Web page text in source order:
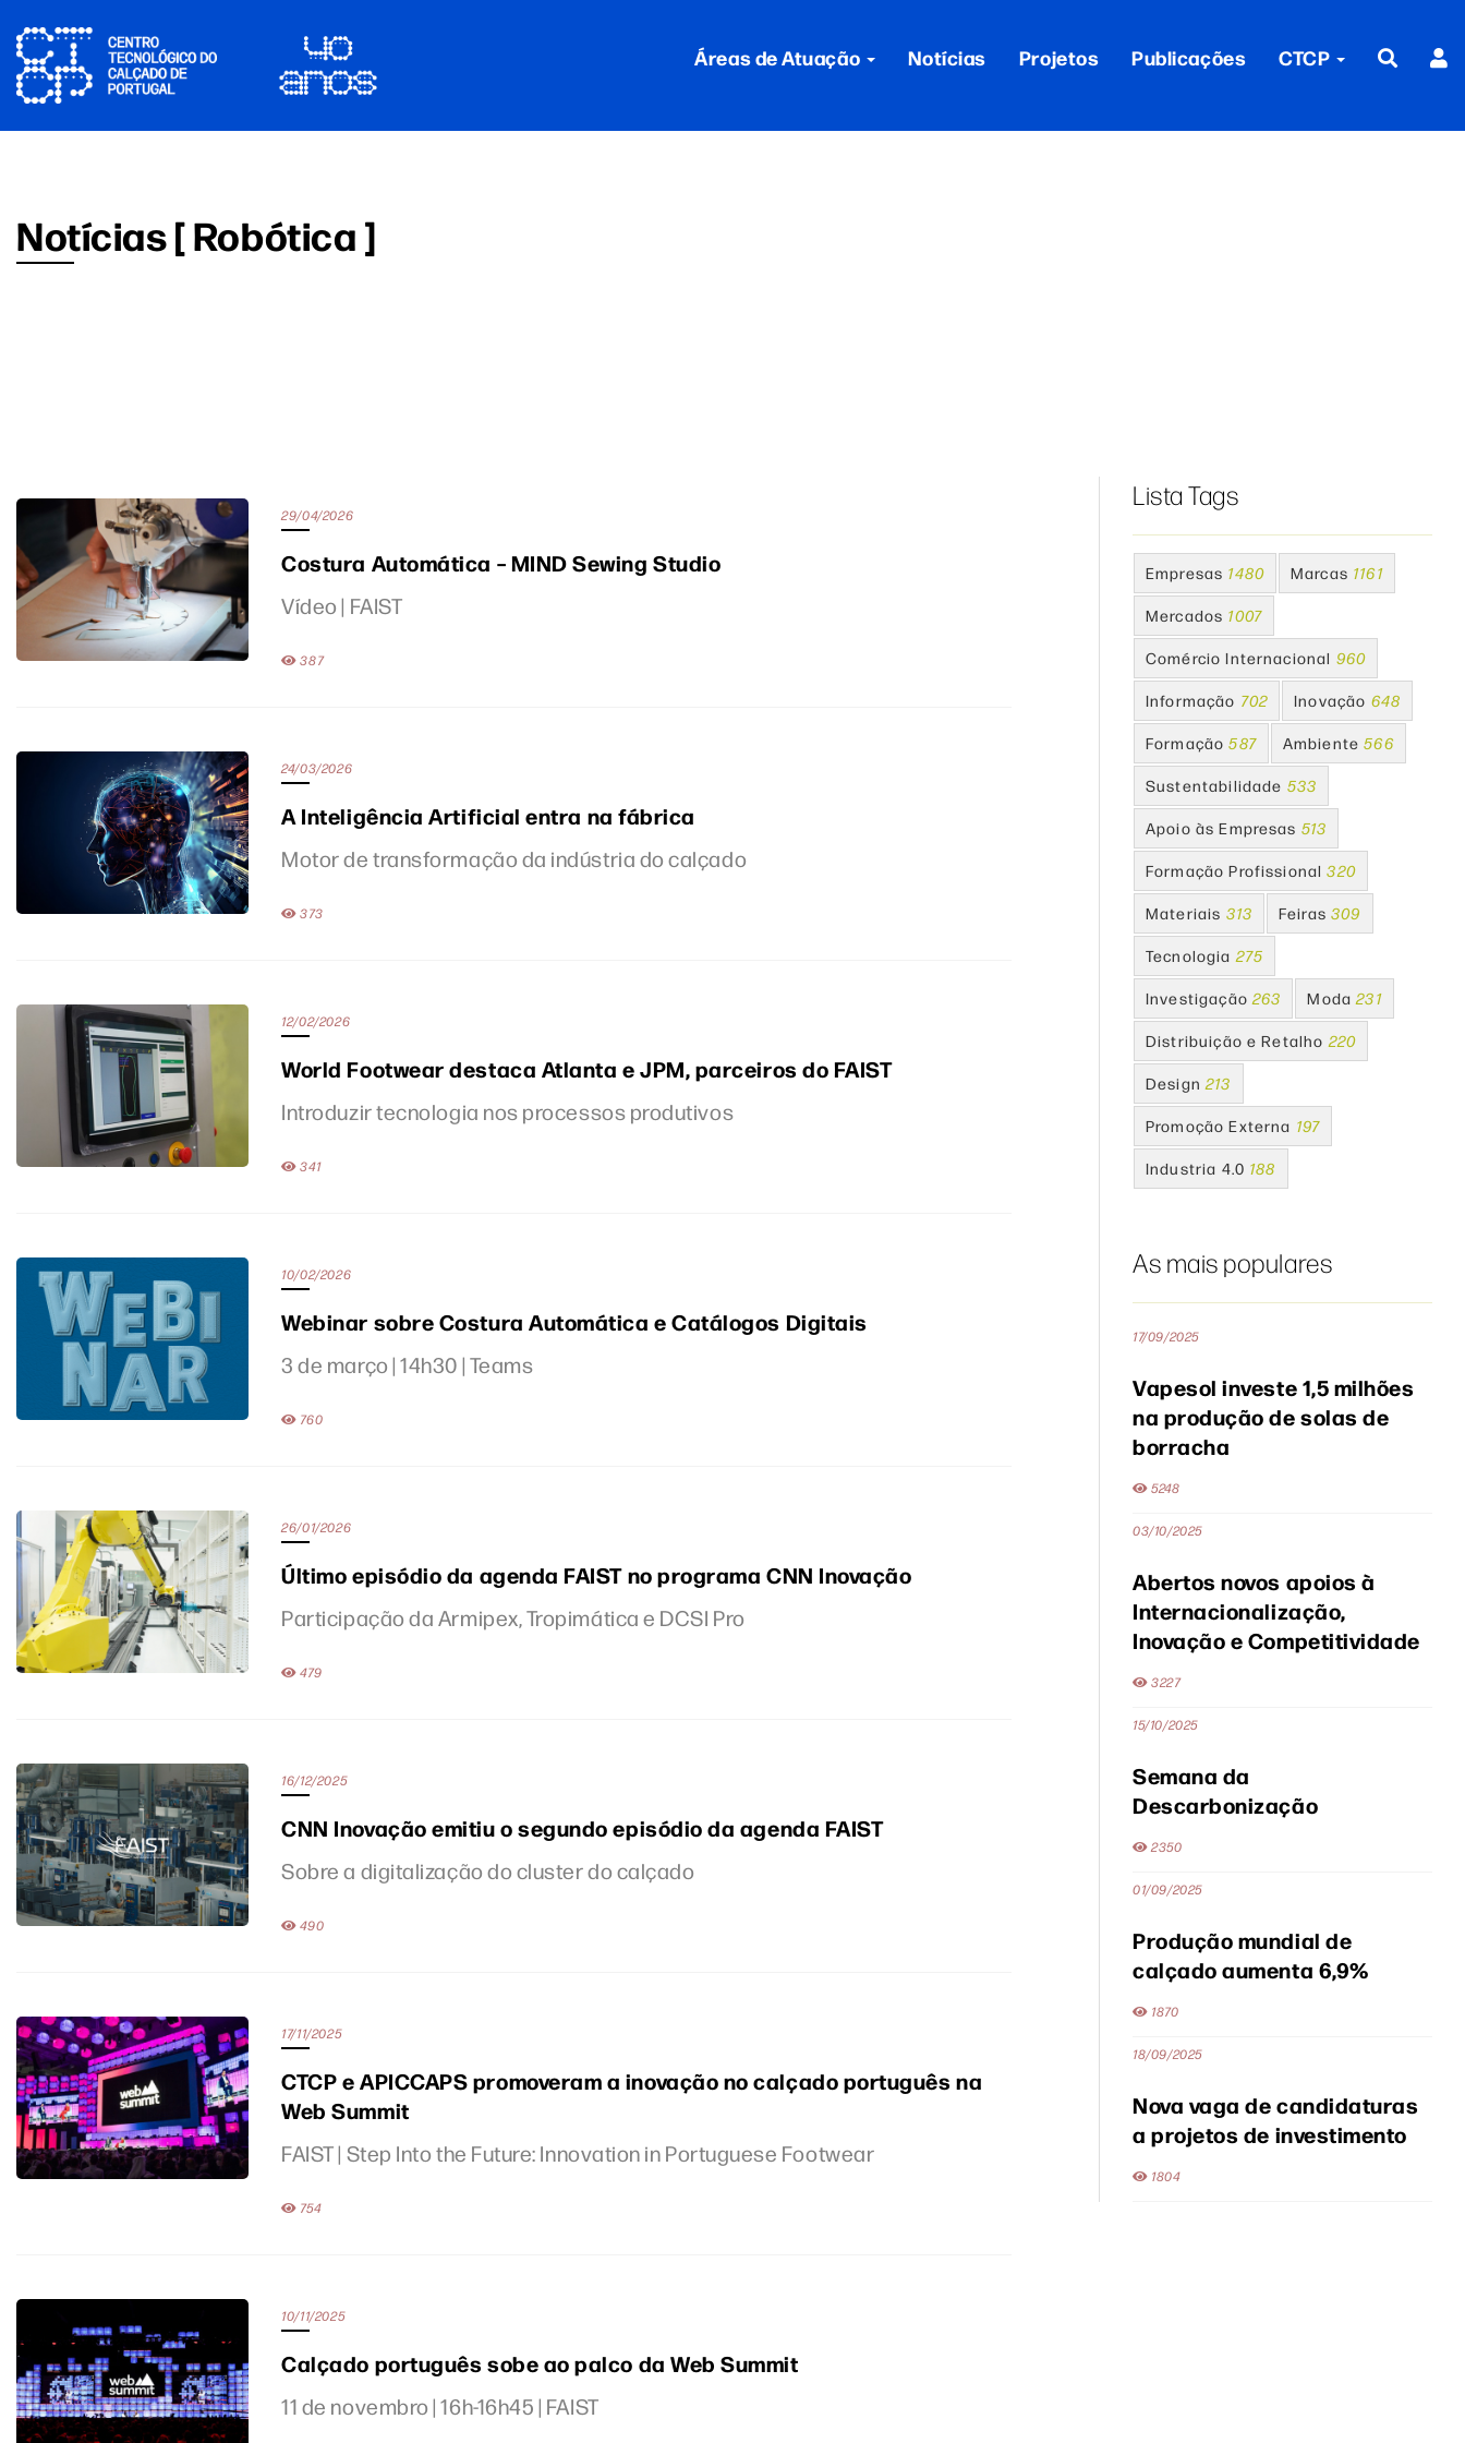
Áreas de Atuação Notícias Projetos Publicações CTCP
Notícias [ Robótica ]
29/04/2026
Costura Automática – MIND Sewing Studio
Vídeo | FAIST
387
24/03/2026
A Inteligência Artificial entra na fábrica
Motor de transformação da indústria do calçado
373
12/02/2026
World Footwear destaca Atlanta e JPM, parceiros do FAIST
Introduzir tecnologia nos processos produtivos
341
10/02/2026
Webinar sobre Costura Automática e Catálogos Digitais
3 de março | 14h30 | Teams
760
26/01/2026
Último episódio da agenda FAIST no programa CNN Inovação
Participação da Armipex, Tropimática e DCSI Pro
479
16/12/2025
CNN Inovação emitiu o segundo episódio da agenda FAIST
Sobre a digitalização do cluster do calçado
490
17/11/2025
CTCP e APICCAPS promoveram a inovação no calçado português na
Web Summit
FAIST | Step Into the Future: Innovation in Portuguese Footwear
754
10/11/2025
Calçado português sobe ao palco da Web Summit
11 de novembro | 16h-16h45 | FAIST
Lista Tags
Empresas 1480 Marcas 1161
Mercados 1007
Comércio Internacional 960
Informação 702 Inovação 648
Formação 587 Ambiente 566
Sustentabilidade 533
Apoio às Empresas 513
Formação Profissional 320
Materiais 313 Feiras 309
Tecnologia 275
Investigação 263 Moda 231
Distribuição e Retalho 220
Design 213
Promoção Externa 197
Industria 4.0 188
As mais populares
17/09/2025
Vapesol investe 1,5 milhões
na produção de solas de
borracha
5248
03/10/2025
Abertos novos apoios à
Internacionalização,
Inovação e Competitividade
3227
15/10/2025
Semana da
Descarbonização
2350
01/09/2025
Produção mundial de
calçado aumenta 6,9%
1870
18/09/2025
Nova vaga de candidaturas
a projetos de investimento
1804